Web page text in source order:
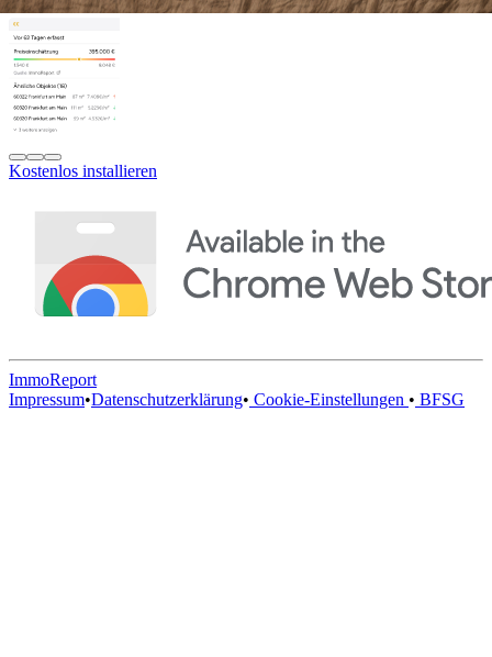
Kostenlos installieren
ImmoReport
Impressum•Datenschutzerklärung• Cookie-Einstellungen • BFSG